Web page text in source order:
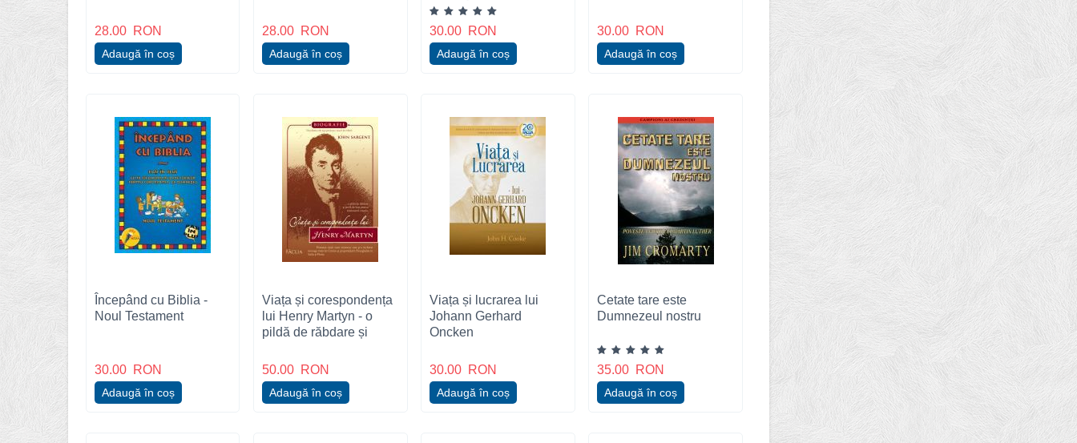
28.00 RON
Adaugă în coș
28.00 RON
Adaugă în coș
Dumnezeu
30.00 RON
Adaugă în coș
30.00 RON
Adaugă în coș
Începând cu Biblia -
Noul Testament
30.00 RON
Adaugă în coș
Viața și corespondența
lui Henry Martyn - o
pildă de răbdare și
misionarul creștin
50.00 RON
Adaugă în coș
Viața și lucrarea lui
Johann Gerhard
Oncken
30.00 RON
Adaugă în coș
Cetate tare este
Dumnezeul nostru
35.00 RON
Adaugă în coș